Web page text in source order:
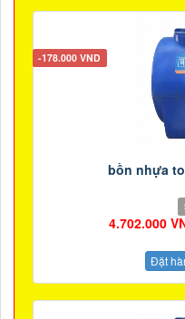
-178.000 VND
bồn nhựa
4.702.000
Đặt